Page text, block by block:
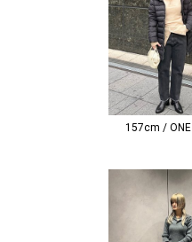
157cm / ONE